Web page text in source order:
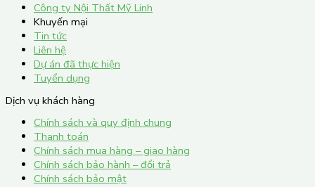
Công ty Nội Thất Mỹ Linh
Khuyến mại
Tin tức
Liên hệ
Dự án đã thực hiện
Tuyển dụng
Dịch vụ khách hàng
Chính sách và quy định chung
Thanh toán
Chính sách mua hàng – giao hàng
Chính sách bảo hành – đổi trả
Chính sách bảo mật